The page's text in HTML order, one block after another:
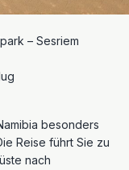
– Sesriem
besonders
Reise führt Sie zu
nach